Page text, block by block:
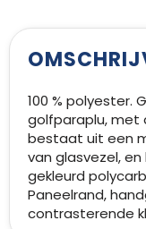
100 % polyester.
golfparaplu, met
bestaat uit een
van glasvezel,
gekleurd
Paneelrand,
contrasterende